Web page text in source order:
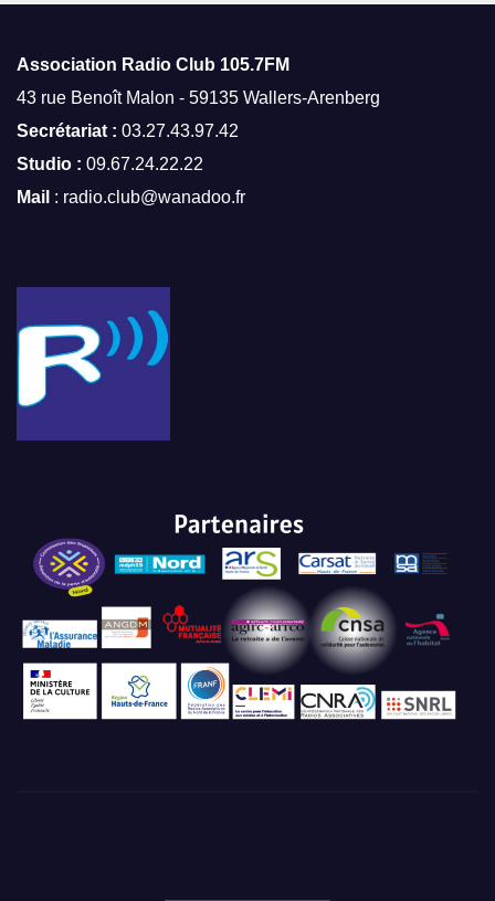
Association Radio Club 105.7FM
43 rue Benoît Malon - 59135 Wallers-Arenberg
Secrétariat : 03.27.43.97.42
Studio : 09.67.24.22.22
Mail : radio.club@wanadoo.fr